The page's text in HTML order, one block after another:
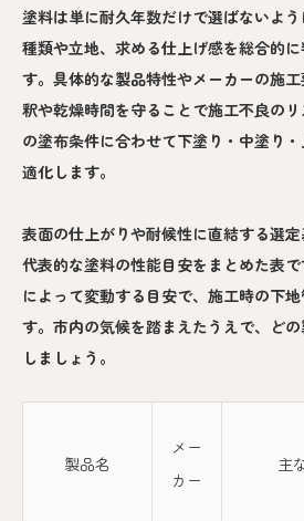
塗料は単に耐久年数だけで選ばないよ
種類や立地、求める仕上げ感を総合的
す。具体的な製品特性やメーカーの施
釈や乾燥時間を守ることで施工不良の
の塗布条件に合わせて下塗り・中塗り
適化します。
表面の仕上がりや耐候性に直結する選
代表的な塗料の性能目安をまとめた表
によって変動する目安で、施工時の下
す。市内の気候を踏まえたうえで、ど
しましょう。
製品名
メー
カー
主